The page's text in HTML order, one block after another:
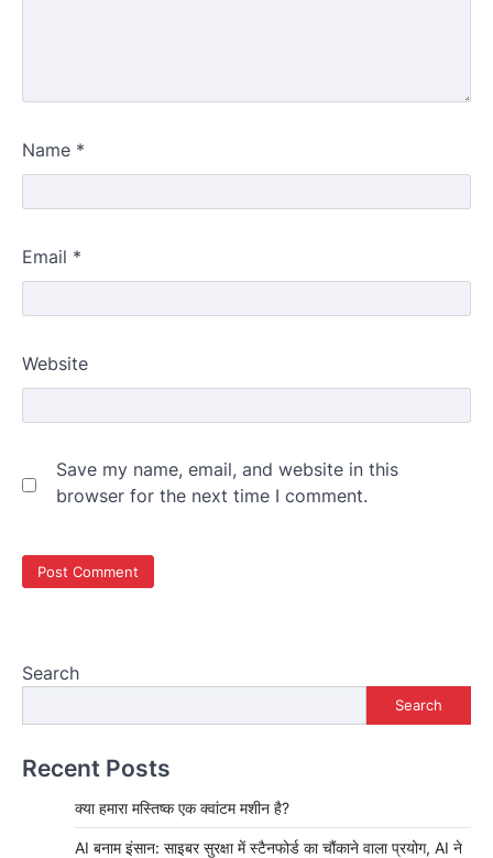
Name *
Email *
Website
Save my name, email, and website in this
browser for the next time I comment.
Search
Search
Recent Posts
क्या हमारा मस्तिष्क एक क्वांटम मशीन है?
AI बनाम इंसान: साइबर सुरक्षा में स्टैनफोर्ड का चौंकाने वाला प्रयोग, AI ने